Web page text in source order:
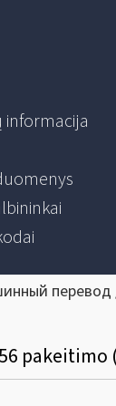
informacija